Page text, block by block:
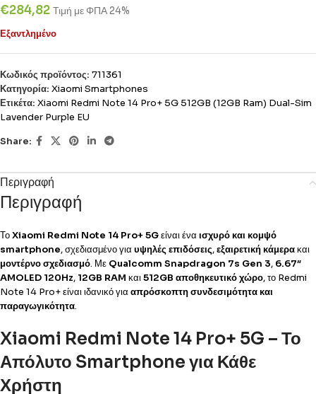
€284,82 Τιμή με ΦΠΑ 24%
Εξαντλημένο
Κωδικός προϊόντος: 711361
Κατηγορία: Xiaomi Smartphones
Ετικέτα: Xiaomi Redmi Note 14 Pro+ 5G 512GB (12GB Ram) Dual-Sim
Lavender Purple EU
Share:
Περιγραφή
Περιγραφή
ΤοXiaomi Redmi Note 14 Pro+ 5Gείναι ένα ισχυρό και κομψό
smartphone, σχεδιασμένο για υψηλές επιδόσεις,εξαιρετική κάμερακαι
μοντέρνο σχεδιασμό. Με Qualcomm Snapdragon 7s Gen 3, 6.67″
AMOLED 120Hz, 12GB RAM και512GB αποθηκευτικό χώρο, το Redmi
Note 14 Pro+ είναι ιδανικό για απρόσκοπτη συνδεσιμότητα και
παραγωγικότητα.
Xiaomi Redmi Note 14 Pro+ 5G – Το
Απόλυτο Smartphone για Κάθε
Χρήστη